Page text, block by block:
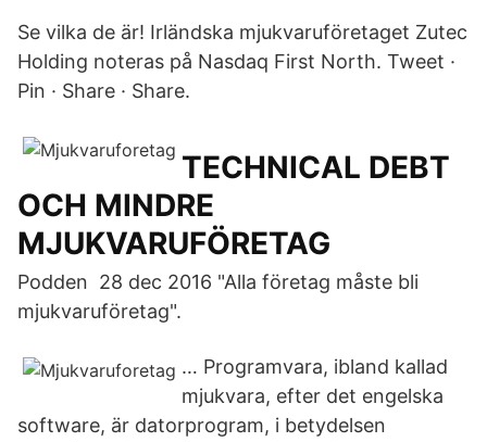
Se vilka de är! Irländska mjukvaruföretaget Zutec
Holding noteras på Nasdaq First North. Tweet ·
Pin · Share · Share.
TECHNICAL DEBT
OCH MINDRE
MJUKVARUFÖRETAG
Podden 28 dec 2016 "Alla företag måste bli
mjukvaruföretag".
… Programvara, ibland kallad
mjukvara, efter det engelska
software, är datorprogram, i betydelsen